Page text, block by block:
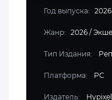
Год выпуска: 2026
Жанр: 2026 /
Тип Издания:
Платформа: PC
Издатель: